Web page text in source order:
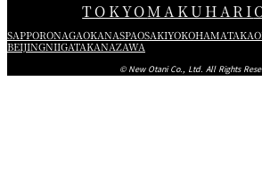
TOKYOMAKUHARI
SAPPORONAGAOKANASPAOSAKIYOKOHAMA
BEIJINGNIIGATAKANAZAWA
© New Otani Co., Ltd. All Rights